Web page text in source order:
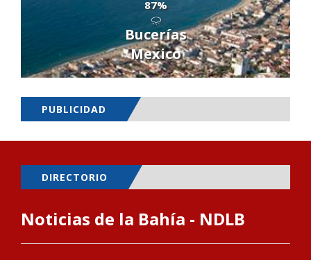
87%
Bucerías
Mexico
PUBLICIDAD
DIRECTORIO
Noticias de la Bahía - NDLB